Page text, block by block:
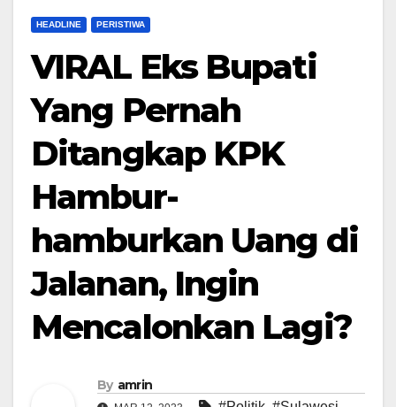
HEADLINE PERISTIWA
VIRAL Eks Bupati
Yang Pernah
Ditangkap KPK
Hambur-
hamburkan Uang di
Jalanan, Ingin
Mencalonkan Lagi?
By amrin